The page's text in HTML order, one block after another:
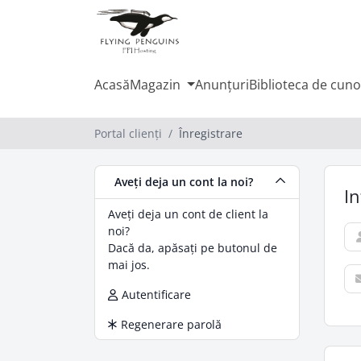
AcasăMagazin AnunțuriBiblioteca de
Portal clienți Înregistrare
Aveți deja un cont la noi?
Aveți deja un cont de client la
noi?
Dacă da, apăsați pe butonul de
mai jos.
Autentificare
Regenerare parolă